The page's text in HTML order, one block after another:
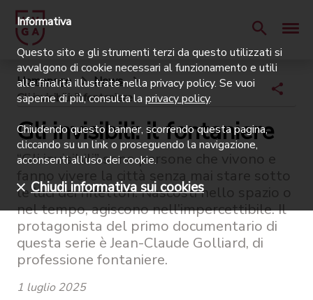
Homepage
News
Gli invisibili: il fontaniere
Gli invisibili: il fontaniere
“Gli invisibili” sono persone che vivono e
fanno vivere la città senza mai stare sotto
le luci dei riflettori. Nascosti nello spazio o
nel tempo, agiscono nell’impercettibile. Il
protagonista del primo documentario di
questa serie è Jean-Claude Golliard, di
professione fontaniere.
1 luglio 2025
Informativa
Questo sito e gli strumenti terzi da questo utilizzati si
avvalgono di cookie necessari al funzionamento e utili
alle finalità illustrate nella privacy policy. Se vuoi
saperne di più, consulta la privacy policy.
Chiudendo questo banner, scorrendo questa pagina,
cliccando su un link o proseguendo la navigazione,
acconsenti all’uso dei cookie.
Chiudi informativa sui cookies